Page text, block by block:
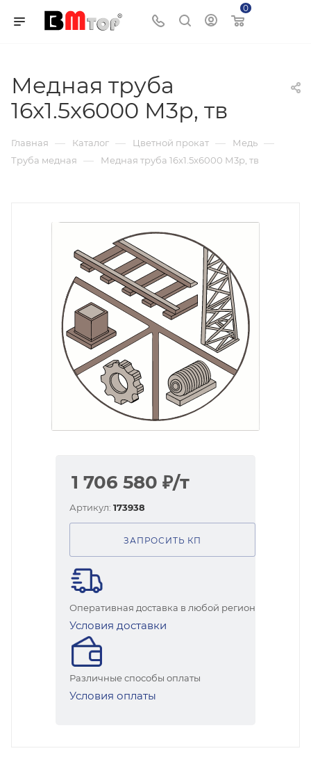
0
Медная труба
16x1.5x6000 М3р, тв
Главная — Каталог — Цветной прокат — Медь —
Труба медная — Медная труба 16x1.5x6000 М3р, тв
1 706 580 ₽/т
Артикул: 173938
ЗАПРОСИТЬ КП
Оперативная доставка в любой регион
Условия доставки
Различные способы оплаты
Условия оплаты